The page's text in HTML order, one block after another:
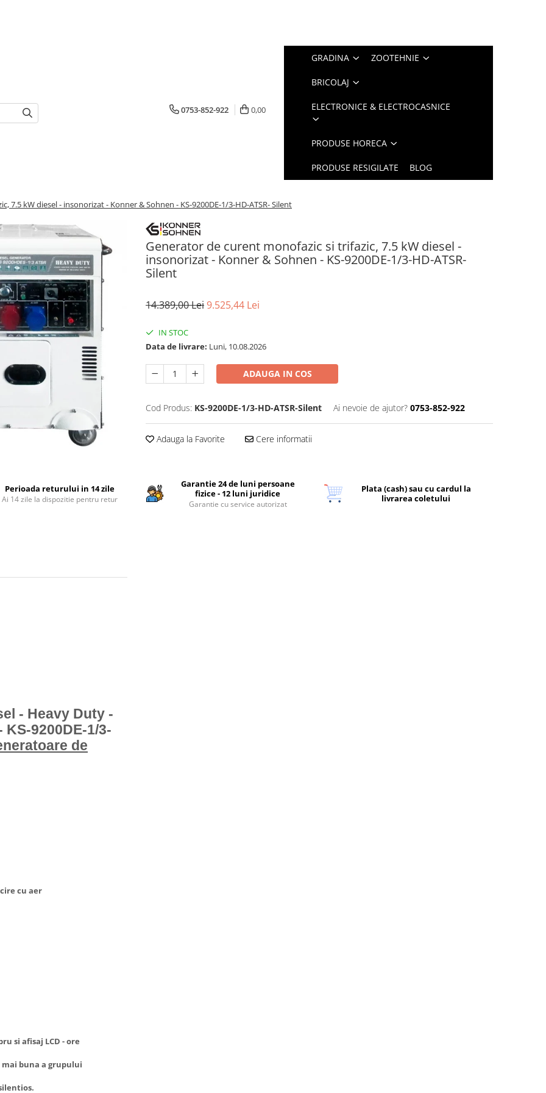
0753-852-922 0,00
GRADINA ZOOTEHNIE
BRICOLAJ
ELECTRONICE & ELECTROCASNICE
PRODUSE HORECA
PRODUSE RESIGILATE BLOG
7.5 kW diesel - insonorizat - Konner & Sohnen - KS-9200DE-1/3-HD-ATSR- Silent
Generator de curent monofazic si trifazic, 7.5 kW diesel -
insonorizat - Konner & Sohnen - KS-9200DE-1/3-HD-ATSR-
Silent
14.389,00 Lei9.525,44 Lei
IN STOC
Data de livrare: Luni, 10.08.2026
ADAUGA IN COS
Cod Produs: KS-9200DE-1/3-HD-ATSR-Silent Ai nevoie de ajutor? 0753-852-922
Adauga la Favorite Cere informatii
Perioada returului in 14 zile
Ai 14 zile la dispozitie pentru retur
Garantie 24 de luni persoane
fizice - 12 luni juridice
Garantie cu service autorizat
Plata (cash) sau cu cardul la
livrarea coletului
- Heavy Duty -
9200DE-1/3-
de
cu aer
si afisaj LCD - ore
buna a grupului